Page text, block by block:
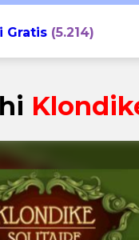
Gratis(5.214)